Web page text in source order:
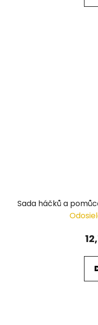
Sada háčků a